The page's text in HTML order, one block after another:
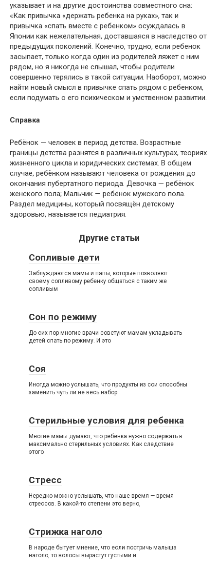
указывает и на другие достоинства совместного сна:
«Как привычка «держать ребенка на руках», так и
привычка «спать вместе с ребенком» осуждалась в
Японии как нежелательная, доставшаяся в наследство от
предыдущих поколений. Конечно, трудно, если ребенок
засыпает, только когда один из родителей ляжет с ним
рядом, но я никогда не слышал, чтобы родители
совершенно терялись в такой ситуации. Наоборот, можно
найти новый смысл в привычке спать рядом с ребенком,
если подумать о его психическом и умственном развитии.
Справка
Ребёнок — человек в период детства. Возрастные
границы детства разнятся в различных культурах, теориях
жизненного цикла и юридических системах. В общем
случае, ребёнком называют человека от рождения до
окончания пубертатного периода. Девочка — ребёнок
женского пола; Мальчик — ребёнок мужского пола.
Раздел медицины, который посвящён детскому
здоровью, называется педиатрия.
Другие статьи
Сопливые дети
Заблуждаются мамы и папы, которые позволяют
своему сопливому ребенку общаться с таким же
сопливым
Сон по режиму
До сих пор многие врачи советуют мамам укладывать
детей спать по режиму. И это
Соя
Иногда можно услышать, что продукты из сои способны
заменить чуть ли не весь набор
Стерильные условия для ребенка
Многие мамы думают, что ребенка нужно содержать в
максимально стерильных условиях. Как следствие
этого
Стресс
Нередко можно услышать, что наше время — время
стрессов. В какой-то степени это верно,
Стрижка наголо
В народе бытует мнение, что если постричь малыша
наголо, то волосы вырастут густыми и